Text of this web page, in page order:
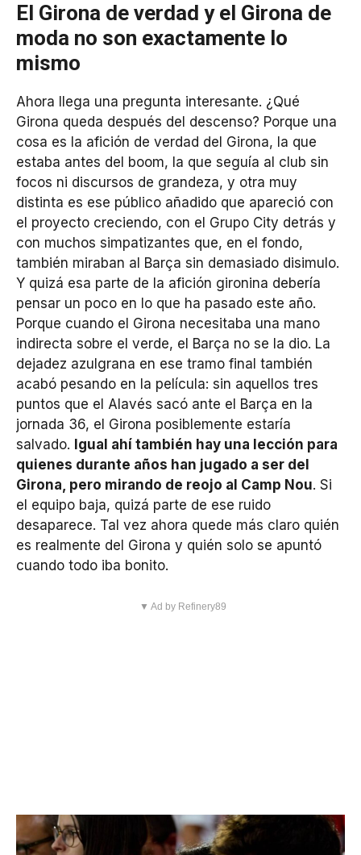
El Girona de verdad y el Girona de
moda no son exactamente lo
mismo
Ahora llega una pregunta interesante. ¿Qué
Girona queda después del descenso? Porque una
cosa es la afición de verdad del Girona, la que
estaba antes del boom, la que seguía al club sin
focos ni discursos de grandeza, y otra muy
distinta es ese público añadido que apareció con
el proyecto creciendo, con el Grupo City detrás y
con muchos simpatizantes que, en el fondo,
también miraban al Barça sin demasiado disimulo.
Y quizá esa parte de la afición gironina debería
pensar un poco en lo que ha pasado este año.
Porque cuando el Girona necesitaba una mano
indirecta sobre el verde, el Barça no se la dio. La
dejadez azulgrana en ese tramo final también
acabó pesando en la película: sin aquellos tres
puntos que el Alavés sacó ante el Barça en la
jornada 36, el Girona posiblemente estaría
salvado. Igual ahí también hay una lección para
quienes durante años han jugado a ser del
Girona, pero mirando de reojo al Camp Nou. Si
el equipo baja, quizá parte de ese ruido
desaparece. Tal vez ahora quede más claro quién
es realmente del Girona y quién solo se apuntó
cuando todo iba bonito.
▼ Ad by Refinery89